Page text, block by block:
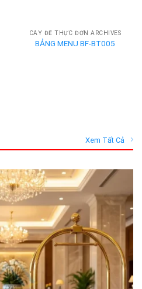
CÂY ĐỂ THỰC ĐƠN ARCHIVES
BẢNG MENU BF-BT005
Xem Tất Cả